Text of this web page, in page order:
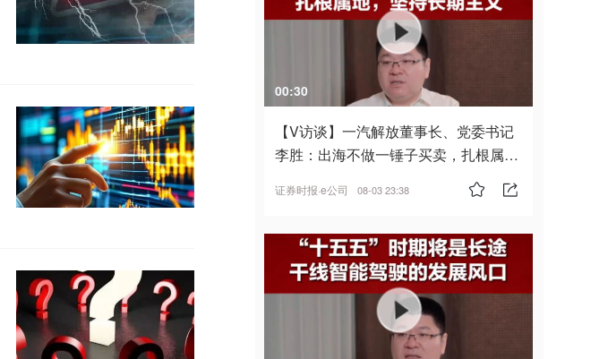
00:30
【V访谈】一汽解放董事长、党委书记
李胜：出海不做一锤子买卖，扎根属
证券时报·e公司 08-03 23:38